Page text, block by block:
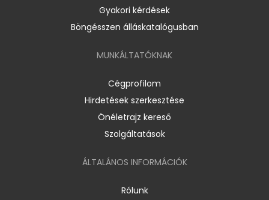
Gyakori kérdések
Böngésszen álláskatalógusban
MUNKÁLTATÓKNAK
Cégprofilom
Hirdetések szerkesztése
Önéletrajz kereső
Szolgáltatások
ÁLTALÁNOS INFORMÁCIÓK
Rólunk